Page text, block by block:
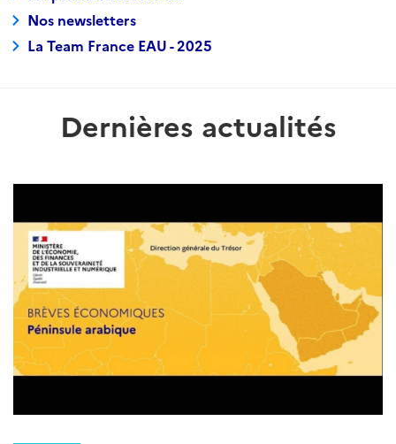
Nos newsletters
La Team France EAU - 2025
Dernières actualités